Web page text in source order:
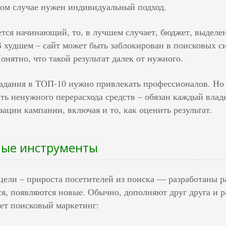
случае нужен индивидуальный подход.
начинающий, то, в лучшем случает, бюджет,
худшем – сайт может быть заблокирован в поисковых
что такой результат далек от нужного.
в ТОП-10 нужно привлекать профессионалов.
ненужного перерасхода средств – обязан каждый
кампании, включая и то, как оценить результат.
инструменты
– прироста посетителей из поиска — разработаны
появляются новые. Обычно, дополняют друг друга и
поисковый маркетинг: